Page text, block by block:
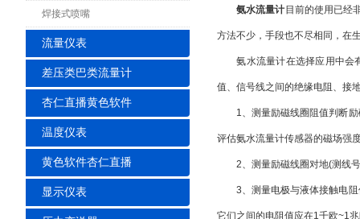
焊接式喷嘴
流量仪表
差压类巴类流量计
杏仁直播黄色软件
温度仪表
黄色软件杏仁直播
显示仪表
氨水流量计 目前的使用已经非
方法不少，手段也不尽相同，
氨水流量计在选择应用中会有很
值、信号线之间的绝缘电阻、
1、测量励磁线圈阻值判断励
评估氨水流量计传感器的磁场强度未
2、测量励磁线圈对地(测线号
3、测量电极与液体接触电阻值(
它们之间的电阻值应在1千欧~1兆欧